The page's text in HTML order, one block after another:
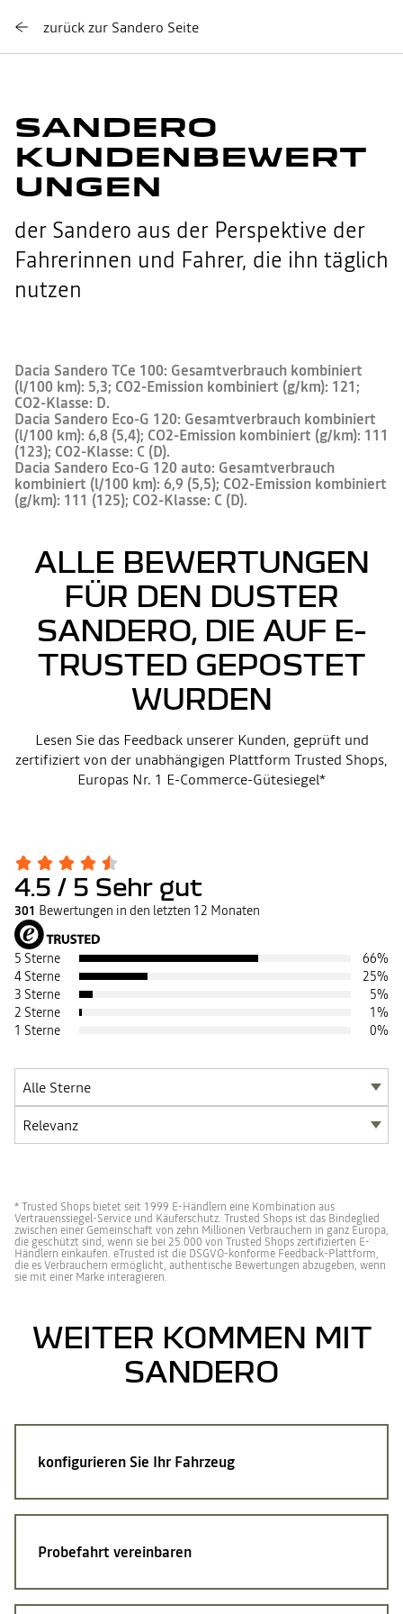
zurück zur Sandero Seite
SANDERO
KUNDENBEWERT
UNGEN
der Sandero aus der Perspektive der
Fahrerinnen und Fahrer, die ihn täglich
nutzen
Dacia Sandero TCe 100: Gesamtverbrauch kombiniert
(l/100 km): 5,3; CO2-Emission kombiniert (g/km): 121;
CO2-Klasse: D.
Dacia Sandero Eco-G 120: Gesamtverbrauch kombiniert
(l/100 km): 6,8 (5,4); CO2-Emission kombiniert (g/km): 111
(123); CO2-Klasse: C (D).
Dacia Sandero Eco-G 120 auto: Gesamtverbrauch
kombiniert (l/100 km): 6,9 (5,5); CO2-Emission kombiniert
(g/km): 111 (125); CO2-Klasse: C (D).
ALLE BEWERTUNGEN
FÜR DEN DUSTER
SANDERO, DIE AUF E-
TRUSTED GEPOSTET
WURDEN
Lesen Sie das Feedback unserer Kunden, geprüft und
zertifiziert von der unabhängigen Plattform Trusted Shops,
Europas Nr. 1 E-Commerce-Gütesiegel*
4.5 / 5 Sehr gut
301 Bewertungen in den letzten 12 Monaten
5 Sterne 66%
4 Sterne
25%
3 Sterne
5%
2 Sterne
1%
1 Sterne
0%
* Trusted Shops bietet seit 1999 E-Händlern eine Kombination aus
Vertrauenssiegel-Service und Käuferschutz. Trusted Shops ist das Bindeglied
zwischen einer Gemeinschaft von zehn Millionen Verbrauchern in ganz Europa,
die geschützt sind, wenn sie bei 25.000 von Trusted Shops zertifizierten E-
Händlern einkaufen. eTrusted ist die DSGVO-konforme Feedback-Plattform,
die es Verbrauchern ermöglicht, authentische Bewertungen abzugeben, wenn
sie mit einer Marke interagieren.
WEITER KOMMEN MIT
SANDERO
konfigurieren Sie Ihr Fahrzeug
Probefahrt vereinbaren